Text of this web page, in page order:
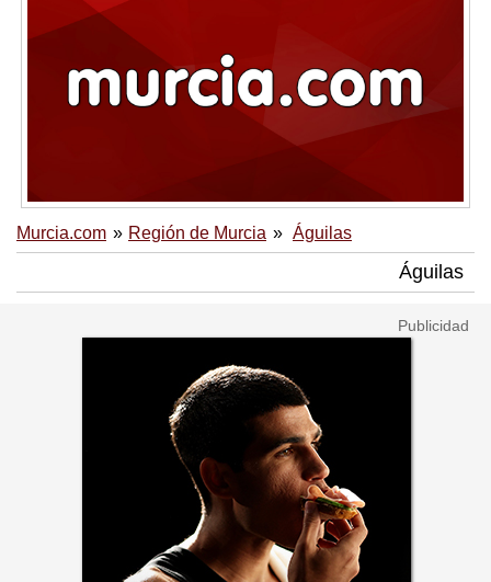
Murcia.com Región de Murcia Águilas
Águilas